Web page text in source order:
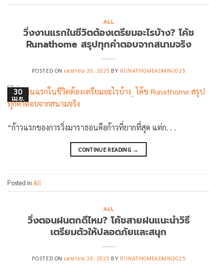
ALL
วิ่งงานแรกในชีวิตต้องเตรียมอะไรบ้าง? โค้ช
Runathome สรุปทุกคำตอบจากสนามจริง
POSTED ON เมษายน 30, 2025 BY RUNATHOMEADMIN2025
30
เม.ย.
“ก้าวแรกของการวิ่งมาราธอนคือก้าวที่ยากที่สุด แต่ก. . .
CONTINUE READING →
Posted in All
ALL
วิ่งตอนฝนตกดีไหม? โค้ชสายฝนแนะนำวิธี
เตรียมตัวให้ปลอดภัยและสนุก
POSTED ON เมษายน 30, 2025 BY RUNATHOMEADMIN2025